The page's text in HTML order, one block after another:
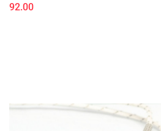
92.00